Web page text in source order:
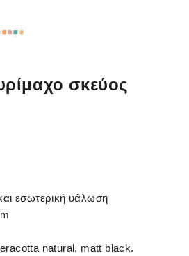
σκεύος
εσωτερική υάλωση
natural, matt black.